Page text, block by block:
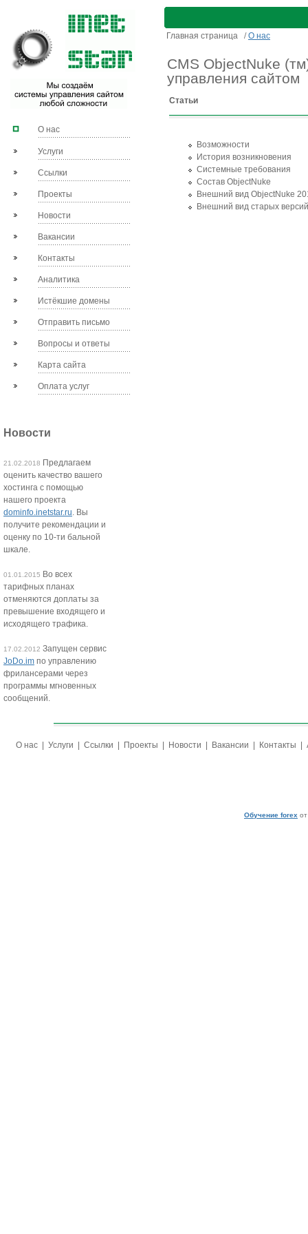
О нас
Услуги
Ссылки
Проекты
Новости
Вакансии
Контакты
Аналитика
Истёкшие домены
Отправить письмо
Вопросы и ответы
Карта сайта
Оплата услуг
Новости
21.02.2018 Предлагаем
оценить качество вашего
хостинга с помощью
нашего проекта
dominfo.inetstar.ru. Вы
получите рекомендации и
оценку по 10-ти бальной
шкале.
01.01.2015 Во всех
тарифных планах
отменяются доплаты за
превышение входящего и
исходящего трафика.
17.02.2012 Запущен сервис
JoDo.im по управлению
фрилансерами через
программы мгновенных
сообщений.
Главная страница /О нас
CMS ObjectNuke
управления сайтом
Статьи
Возможности
История возникновения
Системные требования
Состав ObjectNuke
Внешний вид ObjectNuke
Внешний вид старых
О нас Услуги Ссылки Проекты Новости Вакансии Контакты
Обучение forex